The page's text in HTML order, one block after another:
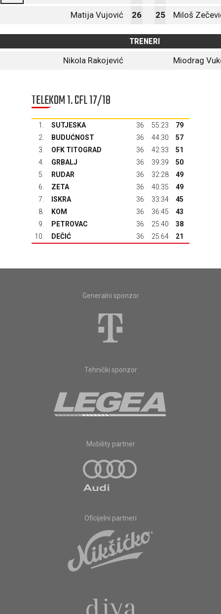
Matija Vujović 26 25 Miloš
TRENERI
Nikola Rakojević
Miodrag
TELEKOM 1. CFL 17/18
1. SUTJESKA 36 55:23
79
2.
BUDUĆNOST 36 44:30
57
3.
OFK TITOGRAD 36 42:33
51
4.
GRBALJ 36 39:39
50
5.
RUDAR 36 32:28
49
6.
ZETA 36 40:35
49
7.
ISKRA 36 33:34
45
8.
KOM 36 36:45
43
9.
PETROVAC 36 25:40
38
10.
DEČIĆ 36 25:64 21
Generalni sponzor
Tehnički sponzor
Mobility partner
Oficijelni partneri